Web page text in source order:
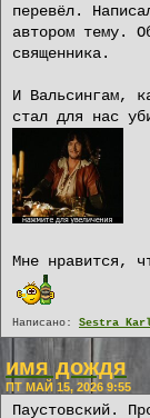
перевёл.
автором тему.
священника.
И Вальсингам,
стал для нас
Мне нравится,
Написано: Sestra
имя дождя
ПТ МАЙ 15, 2026 9:55
Паустовский.